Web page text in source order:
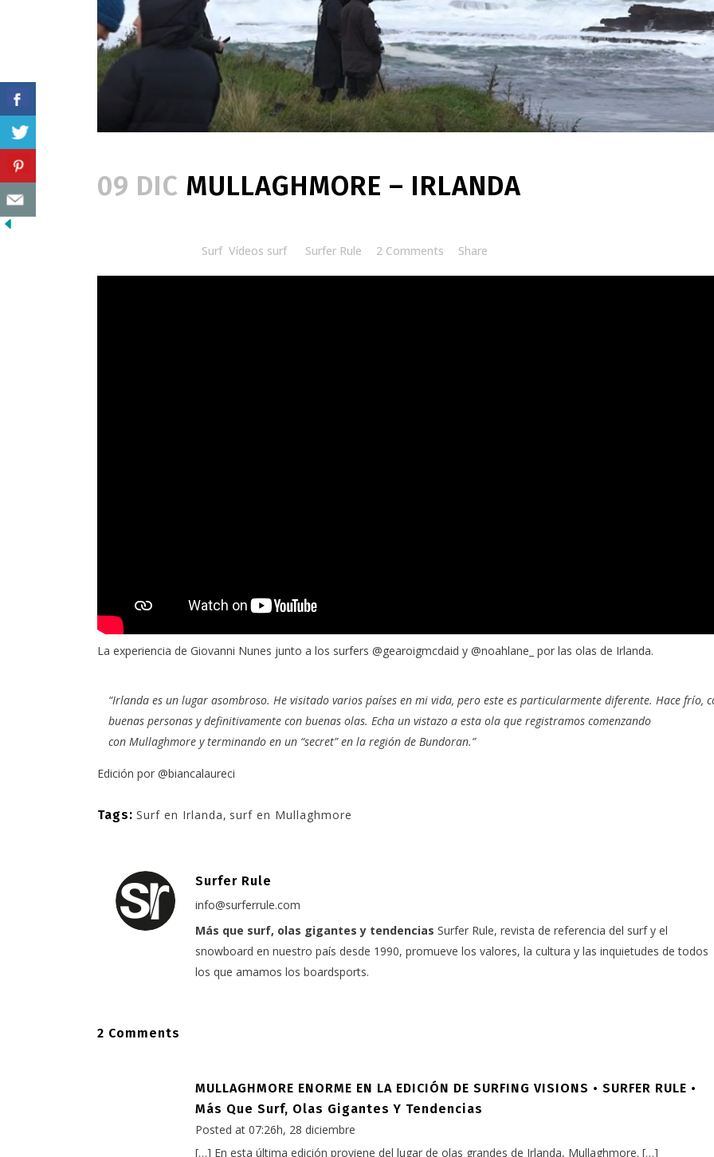
09 DIC MULLAGHMORE – IRLANDA
Surf Vídeos surf Surfer Rule 2 Comments Share
La experiencia de Giovanni Nunes junto a los surfers @gearoigmcdaid y @noahlane_ por las olas de Irlanda.
“Irlanda es un lugar asombroso. He visitado varios países en mi vida, pero este es particularmente diferente. Hace frío,
buenas personas y definitivamente con buenas olas. Echa un vistazo a esta ola que registramos comenzando
con Mullaghmore y terminando en un “secret” en la región de Bundoran.”
Edición por @biancalaureci
Tags: Surf en Irlanda, surf en Mullaghmore
Surfer Rule
info@surferrule.com
Más que surf, olas gigantes y tendencias Surfer Rule, revista de referencia del surf y el
snowboard en nuestro país desde 1990, promueve los valores, la cultura y las inquietudes de todos
los que amamos los boardsports.
2 Comments
MULLAGHMORE ENORME EN LA EDICIÓN DE SURFING VISIONS • SURFER RULE •
Más Que Surf, Olas Gigantes Y Tendencias
Posted at 07:26h, 28 diciembre
[…] En esta última edición proviene del lugar de olas grandes de Irlanda, Mullaghmore. […]